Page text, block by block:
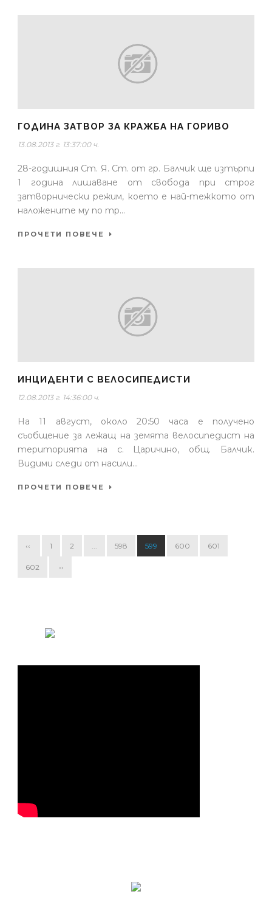
ГОДИНА ЗАТВОР ЗА КРАЖБА НА ГОРИВО
13.08.2013 г. 13:37:00 ч.
28-годишния Ст. Я. Ст. от гр. Балчик ще изтърпи
1 година лишаване от свобода при строг
затворнически режим, което е най-тежкото от
наложените му по тр...
ПРОЧЕТИ ПОВЕЧЕ
ИНЦИДЕНТИ С ВЕЛОСИПЕДИСТИ
12.08.2013 г. 14:36:00 ч.
На 11 август, около 20:50 часа е получено
съобщение за лежащ на земята велосипедист на
територията на с. Царичино, общ. Балчик.
Видими следи от насили...
ПРОЧЕТИ ПОВЕЧЕ
‹‹ 1 2 ... 598 599 600 601
602 ››